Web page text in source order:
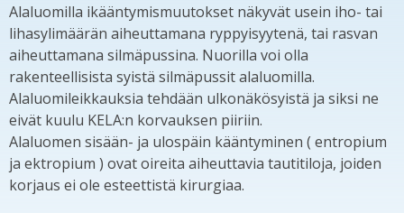
Alaluomilla ikääntymismuutokset näkyvät usein iho- tai
lihasylimäärän aiheuttamana ryppyisyytenä, tai rasvan
aiheuttamana silmäpussina. Nuorilla voi olla
rakenteellisista syistä silmäpussit alaluomilla.
Alaluomileikkauksia tehdään ulkonäkösyistä ja siksi ne
eivät kuulu KELA:n korvauksen piiriin.
Alaluomen sisään- ja ulospäin kääntyminen ( entropium
ja ektropium ) ovat oireita aiheuttavia tautitiloja, joiden
korjaus ei ole esteettistä kirurgiaa.